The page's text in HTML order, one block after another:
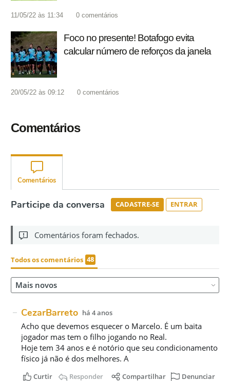
11/05/22 às 11:34 0 comentários
Foco no presente! Botafogo evita
calcular número de reforços da janela
20/05/22 às 09:12 0 comentários
Comentários